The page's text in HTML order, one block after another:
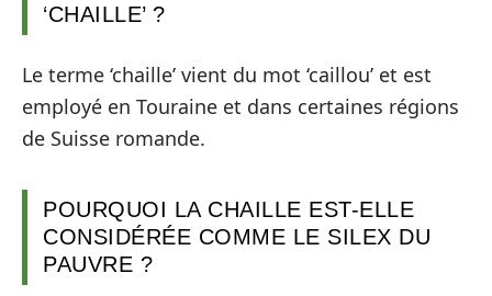
‘CHAILLE’ ?
Le terme ‘chaille’ vient du mot ‘caillou’ et est
employé en Touraine et dans certaines régions
de Suisse romande.
POURQUOI LA CHAILLE EST-ELLE
CONSIDÉRÉE COMME LE SILEX DU
PAUVRE ?